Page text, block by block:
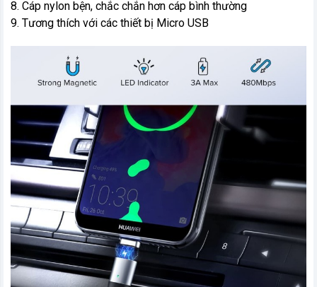
8. Cáp nylon bện, chắc chắn hơn cáp bình thường
9. Tương thích với các thiết bị Micro USB